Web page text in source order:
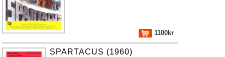
1100kr
SPARTACUS (1960)